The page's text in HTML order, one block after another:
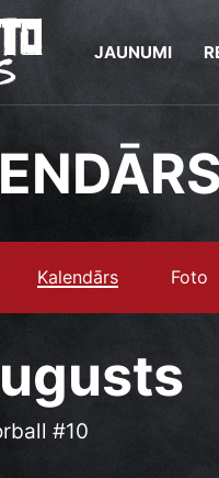
JAUNUMI
Kalendārs Foto
#10